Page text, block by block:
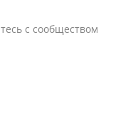
с сообществом